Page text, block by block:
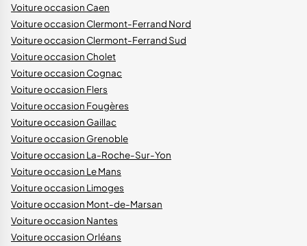
Voiture occasion Caen
Voiture occasion Clermont-Ferrand Nord
Voiture occasion Clermont-Ferrand Sud
Voiture occasion Cholet
Voiture occasion Cognac
Voiture occasion Flers
Voiture occasion Fougères
Voiture occasion Gaillac
Voiture occasion Grenoble
Voiture occasion La-Roche-Sur-Yon
Voiture occasion Le Mans
Voiture occasion Limoges
Voiture occasion Mont-de-Marsan
Voiture occasion Nantes
Voiture occasion Orléans